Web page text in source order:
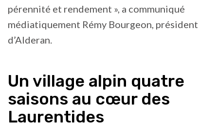
pérennité et rendement », a communiqué
médiatiquement Rémy Bourgeon, président
d’Alderan.
Un village alpin quatre
saisons au cœur des
Laurentides